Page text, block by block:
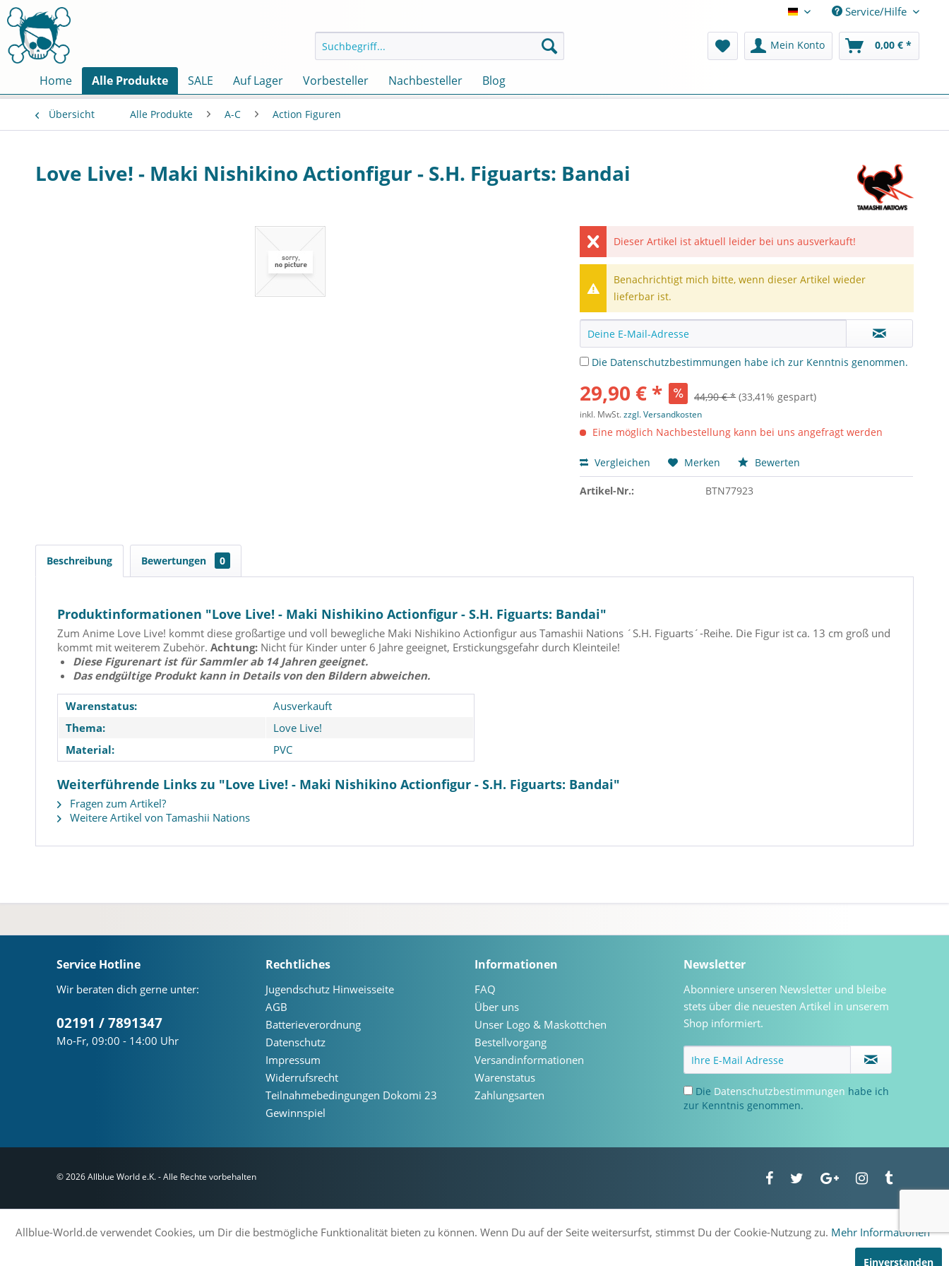
Deutsch Service/Hilfe
Mein Konto 0,00 € *
Home Alle Produkte SALE Auf Lager Vorbesteller Nachbesteller Blog
Übersicht Alle Produkte A-C Action Figuren
Love Live! - Maki Nishikino Actionfigur - S.H. Figuarts: Bandai
Dieser Artikel ist aktuell leider bei uns ausverkauft!
Benachrichtigt mich bitte, wenn dieser Artikel wieder
lieferbar ist.
Die Datenschutzbestimmungen habe ich zur Kenntnis genommen.
29,90 € * 44,90 € * (33,41% gespart)
inkl. MwSt.zzgl. Versandkosten
Eine möglich Nachbestellung kann bei uns angefragt werden
Vergleichen Merken Bewerten
Artikel-Nr.: BTN77923
Beschreibung Bewertungen 0
Produktinformationen "Love Live! - Maki Nishikino Actionfigur - S.H. Figuarts: Bandai"
Zum Anime Love Live! kommt diese großartige und voll bewegliche Maki Nishikino Actionfigur aus Tamashii Nations ´S.H. Figuarts´-Reihe. Die Figur ist ca. 13 cm groß und
kommt mit weiterem Zubehör. Achtung: Nicht für Kinder unter 6 Jahre geeignet, Erstickungsgefahr durch Kleinteile!
Diese Figurenart ist für Sammler ab 14 Jahren geeignet.
Das endgültige Produkt kann in Details von den Bildern abweichen.
Warenstatus:
Ausverkauft
Thema:
Love Live!
Material:
PVC
Weiterführende Links zu "Love Live! - Maki Nishikino Actionfigur - S.H. Figuarts: Bandai"
Fragen zum Artikel?
Weitere Artikel von Tamashii Nations
Service Hotline
Wir beraten dich gerne unter:
02191 / 7891347
Mo-Fr, 09:00 - 14:00 Uhr
Rechtliches
Jugendschutz Hinweisseite
AGB
Batterieverordnung
Datenschutz
Impressum
Widerrufsrecht
Teilnahmebedingungen Dokomi 23
Gewinnspiel
Informationen
FAQ
Über uns
Unser Logo & Maskottchen
Bestellvorgang
Versandinformationen
Warenstatus
Zahlungsarten
Newsletter
Abonniere unseren Newsletter und bleibe
stets über die neuesten Artikel in unserem
Shop informiert.
Die Datenschutzbestimmungen habe ich
zur Kenntnis genommen.
© 2026 Allblue World e.K. - Alle Rechte vorbehalten
Allblue-World.de verwendet Cookies, um Dir die bestmögliche Funktionalität bieten zu können. Wenn Du auf der Seite weitersurfst, stimmst Du der Cookie-Nutzung zu. Mehr Informationen
Einverstanden